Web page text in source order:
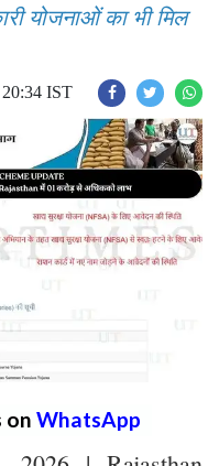
योजनाओं का भी मिल
IST
on WhatsApp